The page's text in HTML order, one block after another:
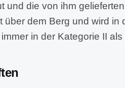
und die von ihm
dem Berg und wird in
in der Kategorie II